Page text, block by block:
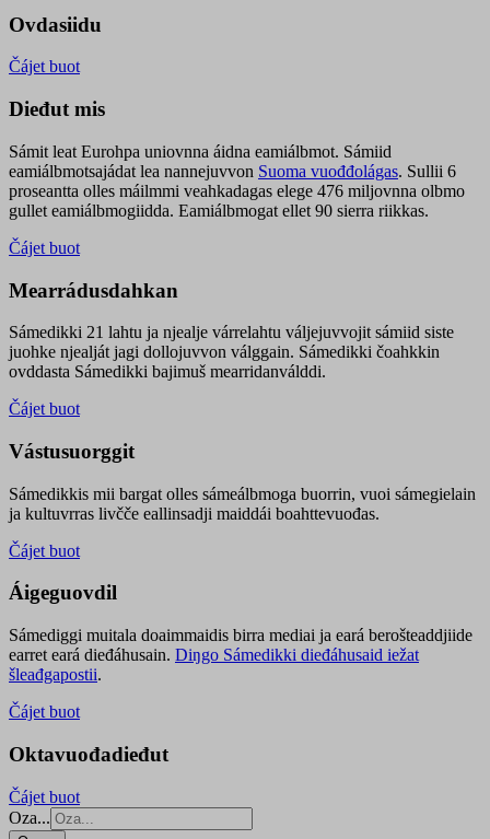
Ovdasiidu
Čájet buot
Dieđut mis
Sámit leat Eurohpa uniovnna áidna eamiálbmot. Sámiid
eamiálbmotsajádat lea nannejuvvon Suoma vuođđolágas. Sullii 6
proseantta olles máilmmi veahkadagas elege 476 miljovnna olbmo
gullet eamiálbmogiidda. Eamiálbmogat ellet 90 sierra riikkas.
Čájet buot
Mearrádusdahkan
Sámedikki 21 lahtu ja njealje várrelahtu váljejuvvojit sámiid siste
juohke njealját jagi dollojuvvon válggain. Sámedikki čoahkkin
ovddasta Sámedikki bajimuš mearridanválddi.
Čájet buot
Vástusuorggit
Sámedikkis mii bargat olles sámeálbmoga buorrin, vuoi sámegielain
ja kultuvrras livčče eallinsadji maiddái boahttevuođas.
Čájet buot
Áigeguovdil
Sámediggi muitala doaimmaidis birra mediai ja eará berošteaddjiide
earret eará dieđáhusain. Diŋgo Sámedikki dieđáhusaid iežat
šleađgapostii.
Čájet buot
Oktavuođadieđut
Čájet buot
Oza...